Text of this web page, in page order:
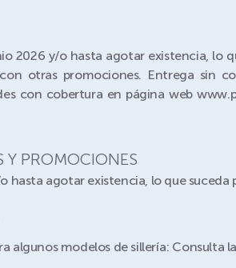
2026 y/o hasta agotar existencia, lo
otras promociones. Entrega sin
con cobertura en página web
Y PROMOCIONES
hasta agotar existencia, lo que suceda
algunos modelos de sillería: Consulta